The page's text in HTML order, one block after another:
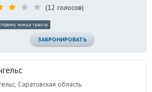
(12 голосов)
конца трассы
ЗАБРОНИРОВАТЬ
Саратовская область.